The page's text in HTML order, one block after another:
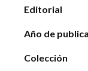
Editorial
Año de
Colección